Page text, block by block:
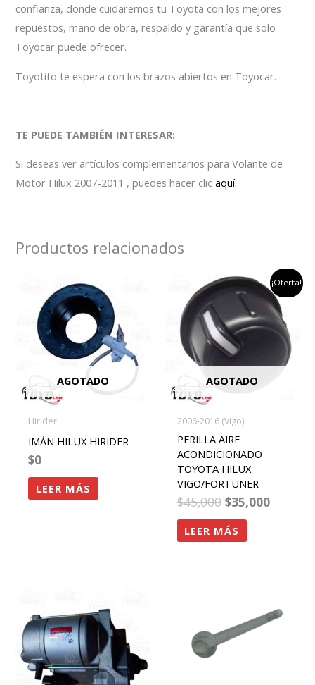
confianza, donde cuidaremos tu Toyota con los mejores
repuestos, mano de obra, respaldo y garantía que solo
Toyocar puede ofrecer.
Toyotito te espera con los brazos abiertos en Toyocar.
TE PUEDE TAMBIÉN INTERESAR:
Si deseas ver artículos complementarios para Volante de
Motor Hilux 2007-2011 , puedes hacer clicaquí.
Productos relacionados
AGOTADO
Hirider
IMÁN HILUX HIRIDER
$0
LEER MÁS
¡Oferta!
AGOTADO
2006-2016 (Vigo)
PERILLA AIRE
ACONDICIONADO
TOYOTA HILUX
VIGO/FORTUNER
$45,000
el
precio
original
era:
$45,000.
$35,000
el
precio
actual
es:
LEER MÁS